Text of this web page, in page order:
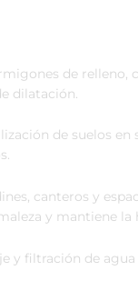
de relleno,
dilatación.
de suelos en
canteros y
y mantiene la
y filtración de